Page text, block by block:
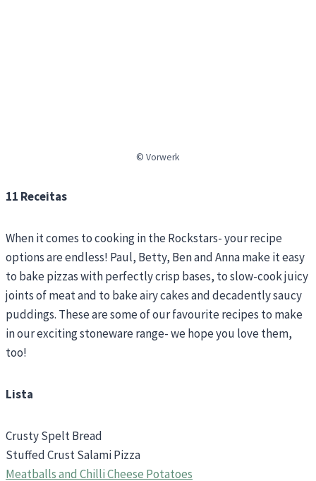
© Vorwerk
11 Receitas
When it comes to cooking in the Rockstars- your recipe
options are endless! Paul, Betty, Ben and Anna make it easy
to bake pizzas with perfectly crisp bases, to slow-cook juicy
joints of meat and to bake airy cakes and decadently saucy
puddings. These are some of our favourite recipes to make
in our exciting stoneware range- we hope you love them,
too!
Lista
Crusty Spelt Bread
Stuffed Crust Salami Pizza
Meatballs and Chilli Cheese Potatoes